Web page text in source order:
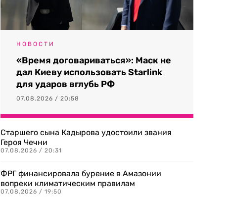
НОВОСТИ
«Время договариваться»: Маск не
дал Киеву использовать Starlink
для ударов вглубь РФ
07.08.2026 / 20:58
Старшего сына Кадырова удостоили звания
Героя Чечни
07.08.2026 / 20:31
ФРГ финансировала бурение в Амазонии
вопреки климатическим правилам
07.08.2026 / 19:50